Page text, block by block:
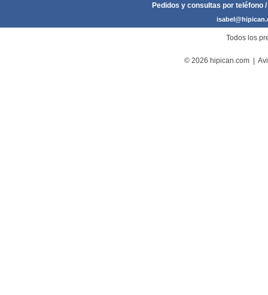
Pedidos y consultas por teléfono
Todos los
© 2026 hipican.com |